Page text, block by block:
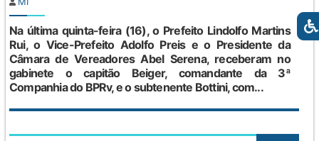
Na última quinta-feira (16), o Prefeito Lindolfo Martins
Rui, o Vice-Prefeito Adolfo Preis e o Presidente da
Câmara de Vereadores Abel Serena, receberam no
gabinete o capitão Beiger, comandante da 3ª
Companhia do BPRv, e o subtenente Bottini, com...